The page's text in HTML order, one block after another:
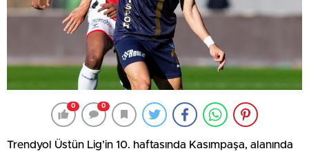
0 0
Trendyol Üstün Lig’in 10. haftasında Kasımpaşa, alanında